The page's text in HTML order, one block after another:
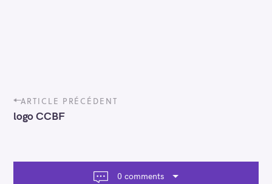
P
o
s
a
ARTICLE PRÉCÉDENT
logo CCBF
0 comments